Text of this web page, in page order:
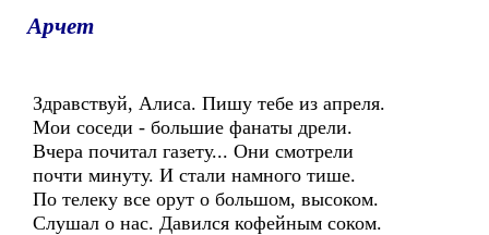
Арчет
Здравствуй, Алиса. Пишу тебе из апреля.
Мои соседи - большие фанаты дрели.
Вчера почитал газету... Они смотрели
почти минуту. И стали намного тише.
По телеку все орут о большом, высоком.
Слушал о нас. Давился кофейным соком.